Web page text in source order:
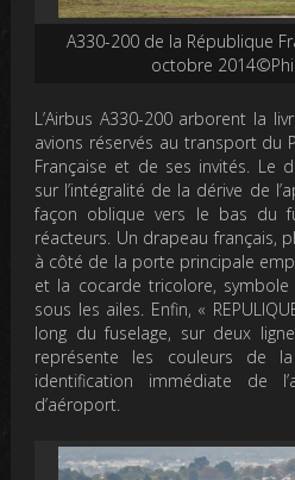
A330-200 de la République
octobre
L’Airbus A330-200 arborent la
avions réservés au transport du
Française et de ses invités. Le
sur l’intégralité de la dérive de
façon oblique vers le bas du
réacteurs. Un drapeau français,
à côté de la porte principale
et la cocarde tricolore, symbole
sous les ailes. Enfin, «
long du fuselage, sur deux
représente les couleurs de
identification immédiate de
d’aéroport.